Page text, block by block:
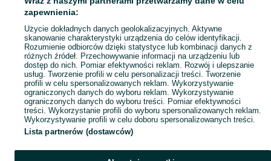
Mapa ministron
zapewnienia:
Użycie dokładnych danych geolokalizacyjnych. Aktywne
skanowanie charakterystyki urządzenia do celów identyfikacji.
Rozumienie odbiorców dzięki statystyce lub kombinacji danych z
różnych źródeł. Przechowywanie informacji na urządzeniu lub
dostęp do nich. Pomiar efektywności reklam. Rozwój i ulepszanie
usług. Tworzenie profili w celu personalizacji treści. Tworzenie
profili w celu spersonalizowanych reklam. Wykorzystywanie
ograniczonych danych do wyboru reklam. Wykorzystywanie
ograniczonych danych do wyboru treści. Pomiar efektywności
treści. Wykorzystanie profili do wyboru spersonalizowanych reklam.
Wykorzystywanie profili w celu doboru spersonalizowanych treści.
Lista partnerów (dostawców)